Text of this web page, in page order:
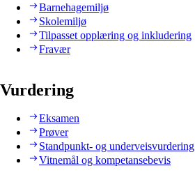
Barnehagemiljø
Skolemiljø
Tilpasset opplæring og inkludering
Fravær
Vurdering
Eksamen
Prøver
Standpunkt- og underveisvurdering
Vitnemål og kompetansebevis